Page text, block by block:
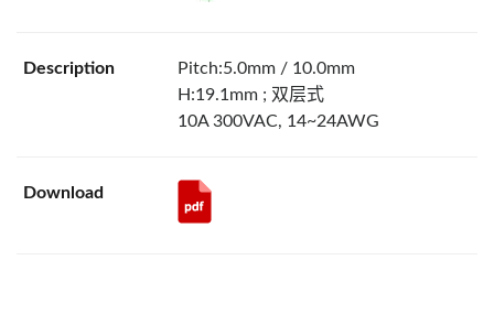
Pitch:5.0mm / 10.0mm
H:19.1mm ; 双层式
10A 300VAC, 14~24AWG